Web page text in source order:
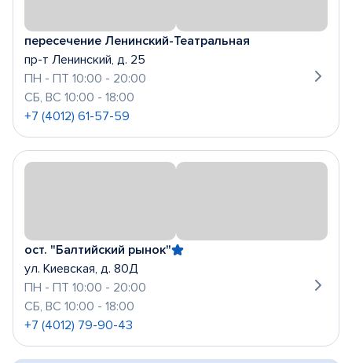
пересечение Ленинский-Театральная
пр-т Ленинский, д. 25
ПН - ПТ 10:00 - 20:00
СБ, ВС 10:00 - 18:00
+7 (4012) 61-57-59
ост. "Балтийский рынок"
ул. Киевская, д. 80Д
ПН - ПТ 10:00 - 20:00
СБ, ВС 10:00 - 18:00
+7 (4012) 79-90-43